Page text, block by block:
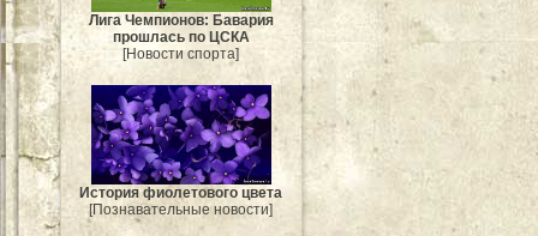
Лига Чемпионов: Бавария
прошлась по ЦСКА
[Новости спорта]
История фиолетового цвета
[Познавательные новости]